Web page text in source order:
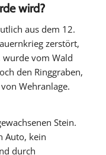
wird?
aus dem 12.
zerstört,
vom Wald
den Ringgraben,
Wehranlage.
Stein.
Auto, kein
durch